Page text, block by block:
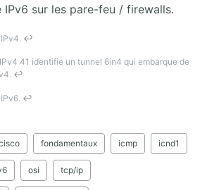
sur les pare-feu / firewalls.
↩
41 identifie un tunnel 6in4 qui embarque de
↩
↩
fondamentaux icmp icnd1
osi tcp/ip